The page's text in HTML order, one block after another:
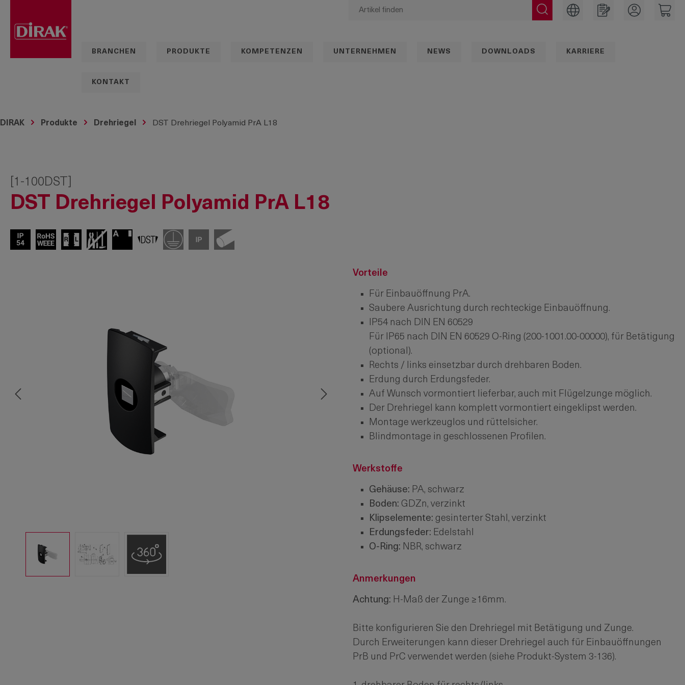
BRANCHEN PRODUKTE KOMPETENZEN UNTERNEHMEN NEWS DOWNLOADS KARRIERE
KONTAKT
DIRAK Produkte Drehriegel DST Drehriegel Polyamid PrA L18
[1-100DST]
DST Drehriegel Polyamid PrA L18
Vorteile
Für Einbauöffnung PrA.
Saubere Ausrichtung durch rechteckige Einbauöffnung.
IP54 nach DIN EN 60529
Für IP65 nach DIN EN 60529 O-Ring (200-1001.00-00000), für Betätigung
(optional).
Rechts / links einsetzbar durch drehbaren Boden.
Erdung durch Erdungsfeder.
Auf Wunsch vormontiert lieferbar, auch mit Flügelzunge möglich.
Der Drehriegel kann komplett vormontiert eingeklipst werden.
Montage werkzeuglos und rüttelsicher.
Blindmontage in geschlossenen Profilen.
Werkstoffe
Gehäuse: PA, schwarz
Boden: GDZn, verzinkt
Klipselemente: gesinterter Stahl, verzinkt
Erdungsfeder: Edelstahl
O-Ring: NBR, schwarz
Anmerkungen
Achtung: H-Maß der Zunge ≥16mm.
Bitte konfigurieren Sie den Drehriegel mit Betätigung und Zunge.
Durch Erweiterungen kann dieser Drehriegel auch für Einbauöffnungen
PrB und PrC verwendet werden (siehe Produkt-System 3-136).